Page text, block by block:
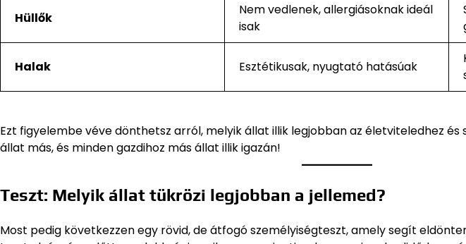
Hüllők
Nem vedlenek, allergiásoknak ideál
isak
Halak Esztétikusak, nyugtató hatásúak
Ezt figyelembe véve dönthetsz arról, melyik állat illik legjobban az életviteledhez és
állat más, és minden gazdihoz más állat illik igazán!
Teszt: Melyik állat tükrözi legjobban a jellemed?
Most pedig következzen egy rövid, de átfogó személyiségteszt, amely segít